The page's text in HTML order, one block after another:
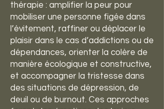
thérapie : amplifier la peur pour
mobiliser une personne figée dans
l’évitement, raffiner ou déplacer le
plaisir dans le cas d’addictions ou de
dépendances, orienter la colère de
manière écologique et constructive,
et accompagner la tristesse dans
des situations de dépression, de
deuil ou de burnout. Ces approches